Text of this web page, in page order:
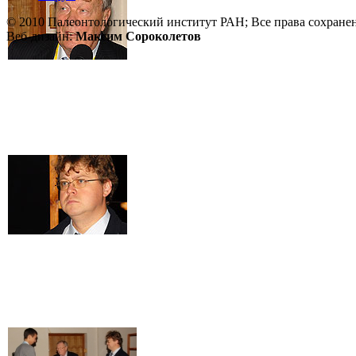
© 2010 Палеонтологический институт РАН; Все права
Веб-дизайн:Максим Сороколетов